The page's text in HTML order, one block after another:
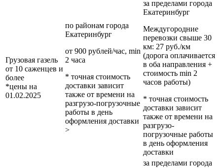
Грузовая газель
от 10 саженцев и
более
*цены на
01.02.2025
по районам города
Екатеринбург
от 900 рублей/час, min
2 часа
* точная стоимость
доставки зависит
также от времени на
разгрузо-погрузочные
работы в день
оформления доставки
>
за пределами города
Екатеринбург
Междугородние
перевозки свыше 30
км: 27 руб./км
(дорога оплачивается
в оба направления +
стоимость min 2
часов работы)
* точная стоимость
доставки зависит
также от времени на
разгрузо-
погрузочные работы
в день оформления
доставки
за пределами города